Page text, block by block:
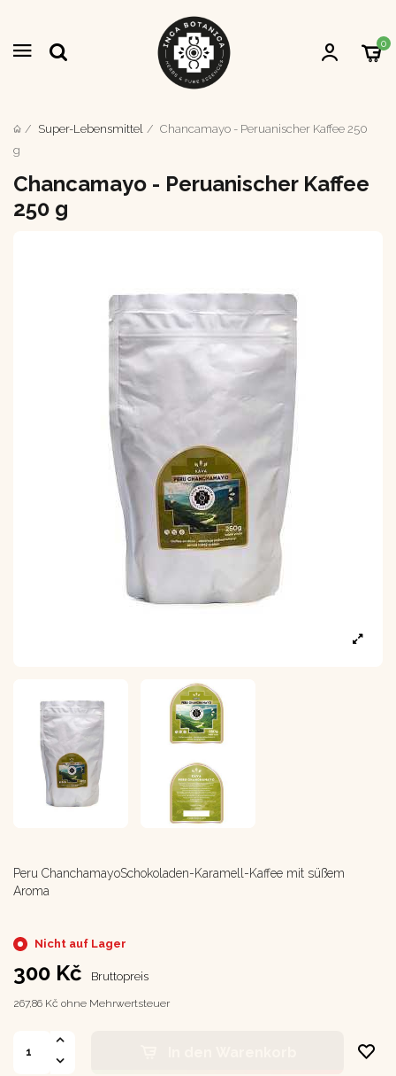
0
Super-Lebensmittel
Chancamayo - Peruanischer Kaffee 250
g
Chancamayo - Peruanischer Kaffee
250 g
Peru ChanchamayoSchokoladen-Karamell-Kaffee mit süßem
Aroma
Nicht auf Lager
300 Kč Bruttopreis
267,86 Kč ohne Mehrwertsteuer